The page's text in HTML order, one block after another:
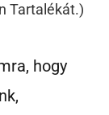
Tartalékát.)
hogy